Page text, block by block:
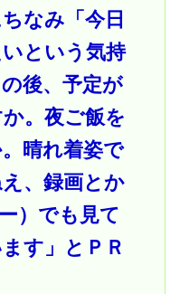
なみ「今日
という気持
後、予定が
。夜ご飯を
晴れ着姿で
、録画とか
）でも見て
す」とＰＲ